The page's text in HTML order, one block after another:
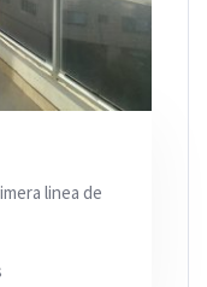
linea de